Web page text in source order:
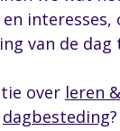
interesses,
van de dag
over leren
dagbesteding?